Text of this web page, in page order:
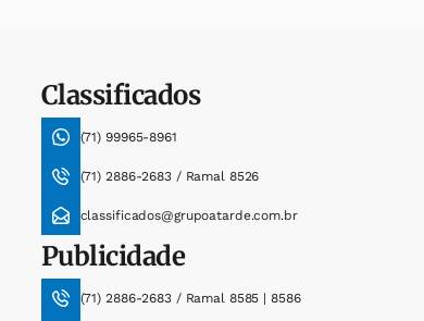
Classificados
(71) 99965-8961
(71) 2886-2683 / Ramal 8526
classificados@grupoatarde.com.br
Publicidade
(71) 2886-2683 / Ramal 8585 | 8586